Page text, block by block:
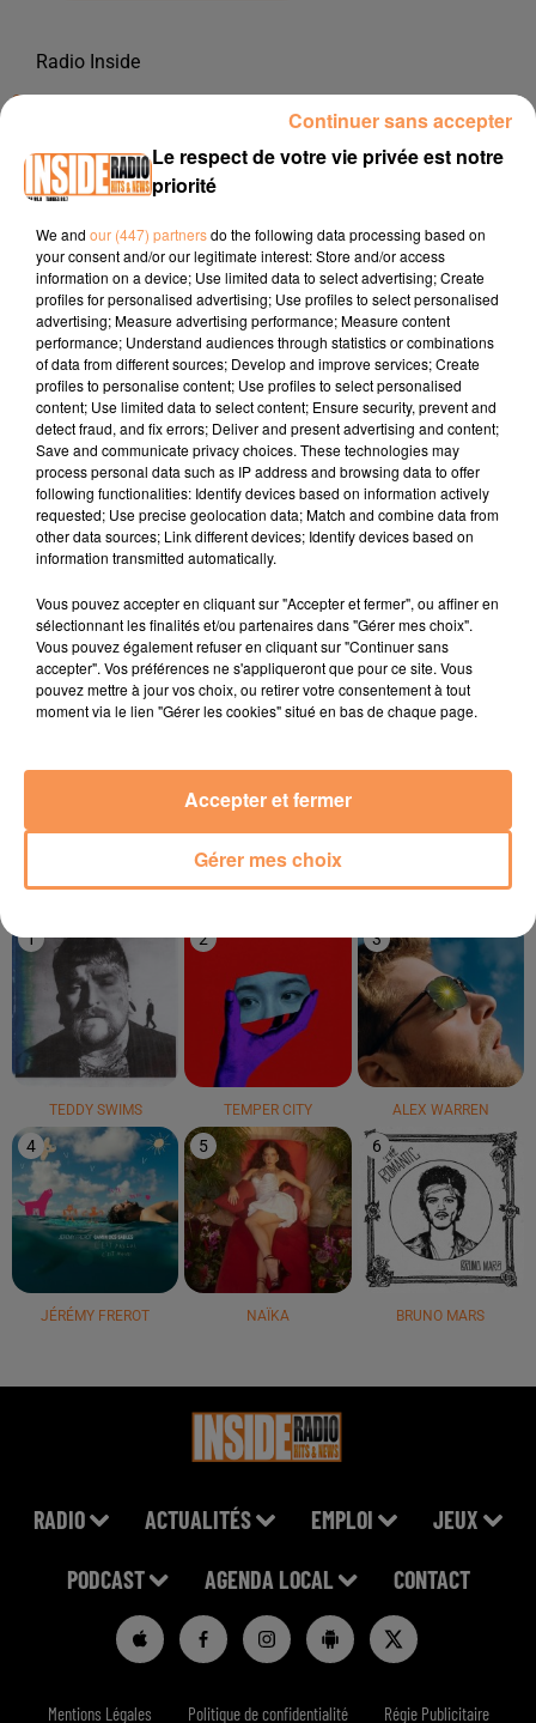
Radio Inside
2 février 2026 - 6 min 57 sec
INTERVIEW DE JÉRÉMY CHARDY "OPEN PAU PYRÉNÉES 2026" À
PAU, SUR RADIO INSIDE
Site internet :openpaupyrenees.com
Facbook :Teréga Open Pau-Pyrénées
Instagram :@teregaopen
TITRES DIFFUSÉS
5h03
5h03
JENNIFER LOPEZ
5h00
5h00
ISÏA
Pas De Roi
4h56
4h56
REMA & SELENA GOMEZ
1
TEDDY SWIMS
2
TEMPER CITY
3
ALEX WARREN
4
JÉRÉMY FREROT
5
NAÏKA
6
BRUNO MARS
RADIO ACTUALITÉS EMPLOI JEUX
PODCAST AGENDA LOCAL CONTACT
Mentions Légales Politique de confidentialité Régie Publicitaire
Le respect de votre vie privée est notre
priorité
We and our (447) partnersdo the following data processing based on
your consent and/or our legitimate interest: Store and/or access
information on a device; Use limited data to select advertising; Create
profiles for personalised advertising; Use profiles to select personalised
advertising; Measure advertising performance; Measure content
performance; Understand audiences through statistics or combinations
of data from different sources; Develop and improve services; Create
profiles to personalise content; Use profiles to select personalised
content; Use limited data to select content; Ensure security, prevent and
detect fraud, and fix errors; Deliver and present advertising and content;
Save and communicate privacy choices. These technologies may
process personal data such as IP address and browsing data to offer
following functionalities: Identify devices based on information actively
requested; Use precise geolocation data; Match and combine data from
other data sources; Link different devices; Identify devices based on
information transmitted automatically.
Vous pouvez accepter en cliquant sur "Accepter et fermer", ou affiner en
sélectionnant les finalités et/ou partenaires dans "Gérer mes choix".
Vous pouvez également refuser en cliquant sur "Continuer sans
accepter". Vos préférences ne s'appliqueront que pour ce site. Vous
pouvez mettre à jour vos choix, ou retirer votre consentement à tout
moment via le lien "Gérer les cookies" situé en bas de chaque page.
Gérer mes choix
Accepter et fermer
Continuer sans accepter